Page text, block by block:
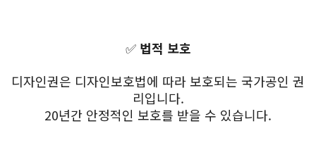
✅법적 보호
디자인권은 디자인보호법에 따라 보호되는 국가공인 권
리입니다.
20년간 안정적인 보호를 받을 수 있습니다.